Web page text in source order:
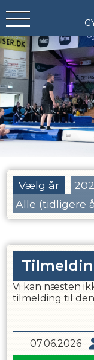
Vælg år
Alle (tidligere
Vi kan næsten
tilmelding til den
07.06.2026